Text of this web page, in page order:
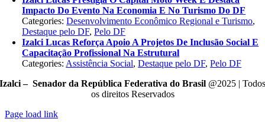
Impacto Do Evento Na Economia E No Turismo Do DF
Categories:Desenvolvimento Econômico Regional e Turismo,
Destaque pelo DF,Pelo DF
Izalci Lucas Reforça Apoio A Projetos De Inclusão Social E
Capacitação Profissional Na Estrutural
Categories: Assistência Social,Destaque pelo DF,Pelo DF
Izalci – Senador da República Federativa do Brasil @2025 | Todos
os direitos Reservados
Page load link